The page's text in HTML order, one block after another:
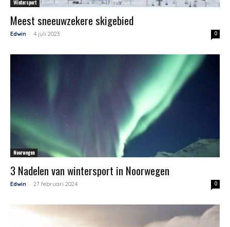
Wintersport
Meest sneeuwzekere skigebied
Edwin - 4 juli 2023 0
Noorwegen
3 Nadelen van wintersport in Noorwegen
Edwin - 27 februari 2024 0